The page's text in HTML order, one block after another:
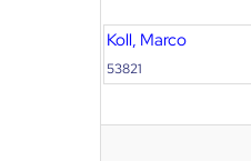
Koll, Marco
53821